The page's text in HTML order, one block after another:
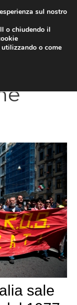
sale
sul nostro
o chiudendo il
o come